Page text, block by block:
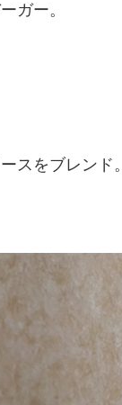
ガー。
スをブレンド。